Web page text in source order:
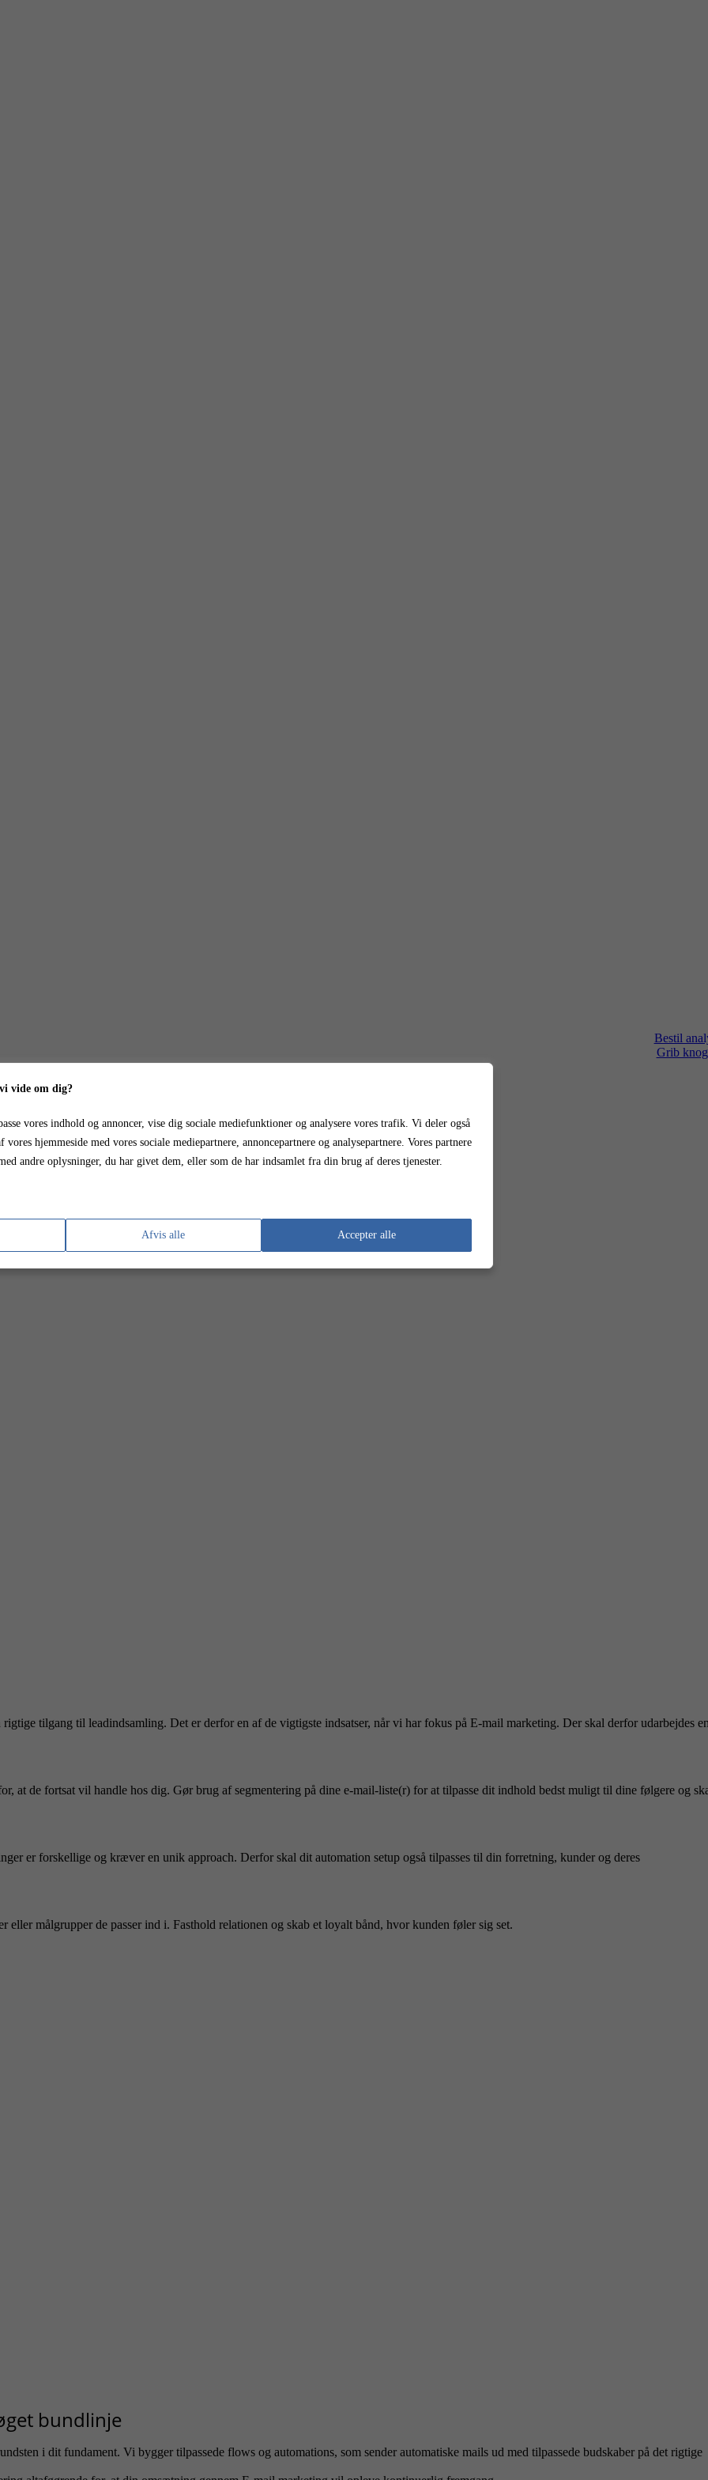
Bestil
Grib
tilgang til leadindsamling. Det er derfor en af de vigtigste indsatser, når vi har fokus på E-mail marketing. Der skal derfor udarbejdes
at de fortsat vil handle hos dig. Gør brug af segmentering på dine e-mail-liste(r) for at tilpasse dit indhold bedst muligt til dine følgere og
er forskellige og kræver en unik approach. Derfor skal dit automation setup også tilpasses til din forretning, kunder og deres
målgrupper de passer ind i. Fasthold relationen og skab et loyalt bånd, hvor kunden føler sig set.
bundlinje
i dit fundament. Vi bygger tilpassede flows og automations, som sender automatiske mails ud med tilpassede budskaber på det rigtige
vide om dig?
vores indhold og annoncer, vise dig sociale mediefunktioner og analysere vores trafik. Vi deler også
hjemmeside med vores sociale mediepartnere, annoncepartnere og analysepartnere. Vores partnere
andre oplysninger, du har givet dem, eller som de har indsamlet fra din brug af deres tjenester.
Afvis alle Accepter alle